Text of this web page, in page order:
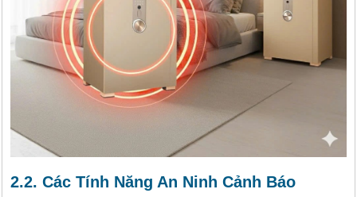
2.2. Các Tính Năng An Ninh Cảnh Báo